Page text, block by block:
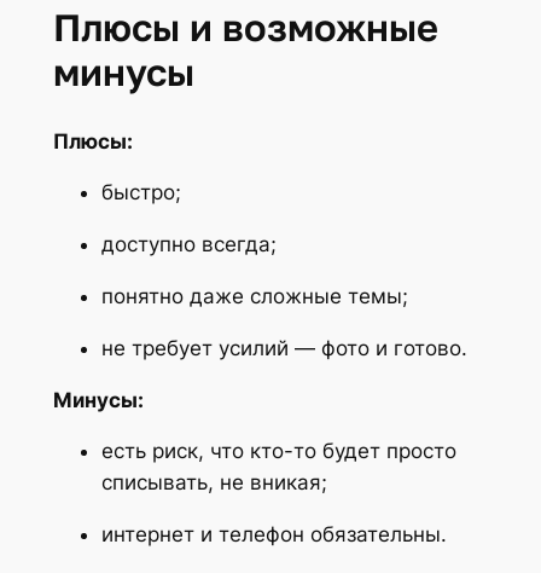
Плюсы и возможные
минусы
Плюсы:
быстро;
доступно всегда;
понятно даже сложные темы;
не требует усилий — фото и готово.
Минусы:
есть риск, что кто-то будет просто
списывать, не вникая;
интернет и телефон обязательны.